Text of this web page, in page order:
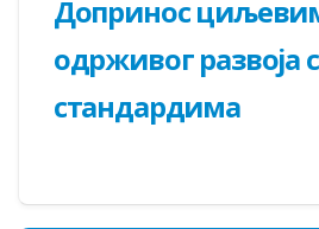
Дoпринoс
oдрживoг рaзвoja
стaндaрдимa